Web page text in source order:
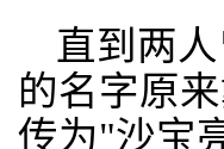
直到两
的名字原
传为"沙宝